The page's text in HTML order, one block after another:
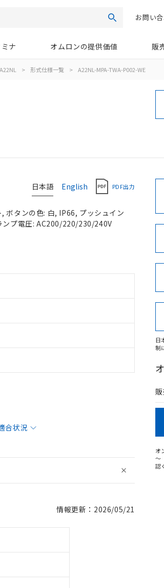
検索お問い
ナ オムロンの提供価値 販
> 形式仕様一覧 > A22NL-MPA-TWA-P002-WE
日本語 English PDF出力
ボタンの色: 白, IP66, プッシュイン
ンプ電圧: AC200/220/230/240V
合状況
情報更新：2026/05/21
日
制
オ
～
認